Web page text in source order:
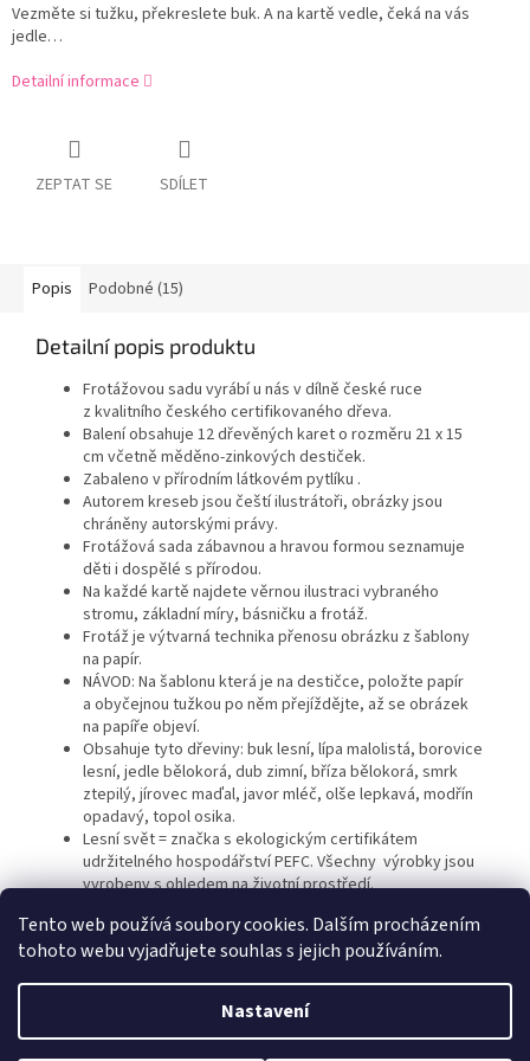
Tento web používá soubory cookies. Dalším procházením
tohoto webu vyjadřujete souhlas s jejich používáním.
Nastavení
Vezměte si tužku, překreslete buk. A na kartě vedle, čeká na vás
jedle…
Detailní informace
ZEPTAT SE SDÍLET
Popis Podobné (15)
Detailní popis produktu
Frotážovou sadu vyrábí u nás v dílně české ruce
z kvalitního českého certifikovaného dřeva.
Balení obsahuje 12 dřevěných karet o rozměru 21 x 15
cm včetně měděno-zinkových destiček.
Zabaleno v přírodním látkovém pytlíku .
Autorem kreseb jsou čeští ilustrátoři, obrázky jsou
chráněny autorskými právy.
Frotážová sada zábavnou a hravou formou seznamuje
děti i dospělé s přírodou.
Na každé kartě najdete věrnou ilustraci vybraného
stromu, základní míry, básničku a frotáž.
Frotáž je výtvarná technika přenosu obrázku z šablony
na papír.
NÁVOD: Na šablonu která je na destičce, položte papír
a obyčejnou tužkou po něm přejíždějte, až se obrázek
na papíře objeví.
Obsahuje tyto dřeviny: buk lesní, lípa malolistá, borovice
lesní, jedle bělokorá, dub zimní, bříza bělokorá, smrk
ztepilý, jírovec maďal, javor mléč, olše lepkavá, modřín
opadavý, topol osika.
Lesní svět = značka s ekologickým certifikátem
udržitelného hospodářství PEFC. Všechny výrobky jsou
vyrobeny s ohledem na životní prostředí.
Vytvořil Shoptet